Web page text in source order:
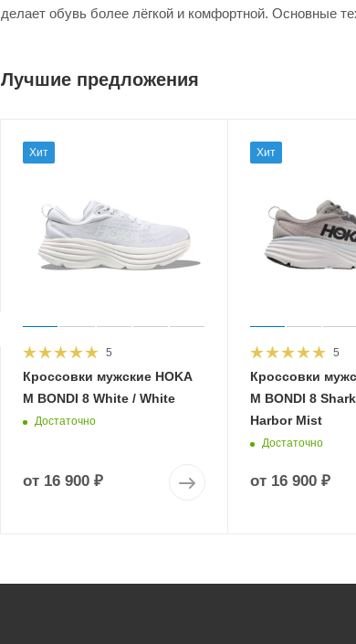
делает обувь более лёгкой и комфортной. Основные
Лучшие предложения
Хит
5
Кроссовки мужские HOKA
M BONDI 8 White / White
Достаточно
от 16 900 ₽
Хит
5
Кроссовки
M BONDI 8
Harbor Mist
Достаточно
от 16 900 ₽